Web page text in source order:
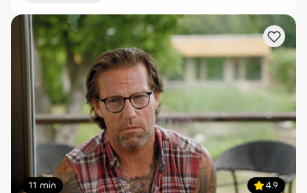
11 min 4.9